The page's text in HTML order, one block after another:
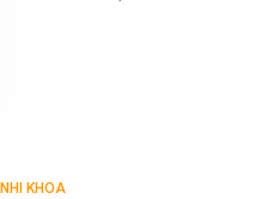
NHI KHOA